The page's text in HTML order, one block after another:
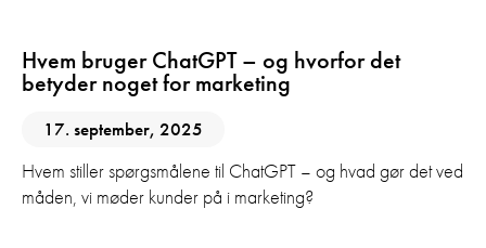
Hvem bruger ChatGPT – og hvorfor det
betyder noget for marketing
17. september, 2025
Hvem stiller spørgsmålene til ChatGPT – og hvad gør det ved
måden, vi møder kunder på i marketing?